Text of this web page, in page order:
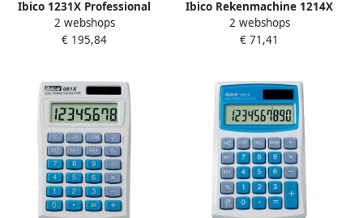
Ibico 1231X Professional
Print Calculator
2 webshops
€ 195,84
Ibico Rekenmachine 1214X
2 webshops
€ 71,41